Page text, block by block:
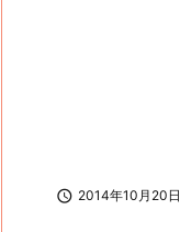
 2014年10月20日